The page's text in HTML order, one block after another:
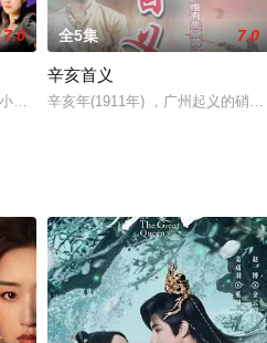
庭都有本难念的经。独自抚养诸葛清风
日七点营业的小饭馆，被人称作深夜
7.0
男孩救命之恩，在恩人成年后报恩时
全5集 7.0
辛亥首义
辛亥年(1911年) ，广州起义的硝